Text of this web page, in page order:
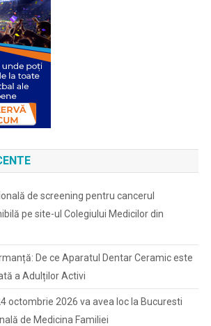
de screening pentru cancerul
pe site-ul Colegiului Medicilor din
De ce Aparatul Dentar Ceramic este
a Adulților Activi
octombrie 2026 va avea loc la Bucuresti
de Medicina Familiei